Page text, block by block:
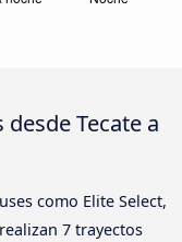
Tecate a
como Elite Select,
7 trayectos